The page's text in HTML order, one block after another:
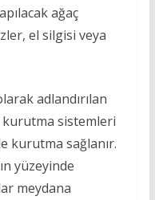
ağaç
el silgisi veya
adlandırılan
kurutma sistemleri
kurutma sağlanır.
yüzeyinde
meydana